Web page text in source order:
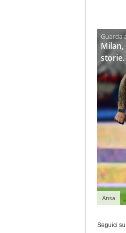
Milan,
storie.
Ansa
Seguici